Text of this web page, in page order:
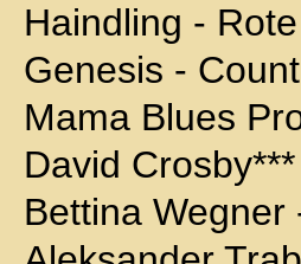
Haindling -
Genesis -
Mama Blues
David
Bettina Wegner